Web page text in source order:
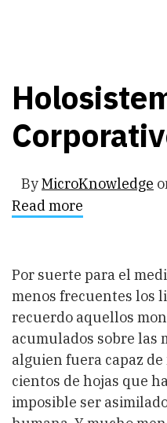
ByMicroKnowledge
Read more
Por suerte para el
menos frecuentes los
recuerdo aquellos
acumulados sobre las
alguien fuera capaz
cientos de hojas que
imposible ser